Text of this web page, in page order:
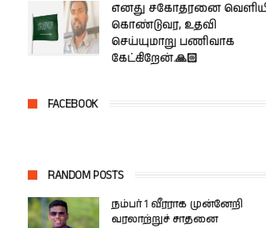
எனது சகோதரனை
கொண்டுவர, உதவி
செய்யுமாறு பணிவாக
கேட்கிறேன்.🙏🏻
FACEBOOK
RANDOM POSTS
நம்பர் 1 வீரராக முன்னேறி
வரலாற்றுச் சாதனை